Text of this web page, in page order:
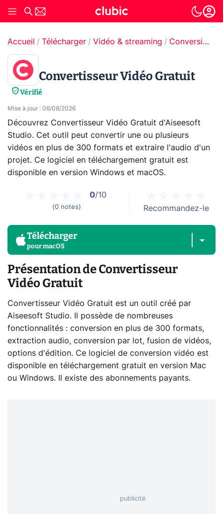
Accueil Télécharger Vidéo & streaming Conversion de fichier vidéo
Convertisseur Vidéo Gratuit
Vérifié
Mise à jour : 06/08/2026
Découvrez Convertisseur Vidéo Gratuit d'Aiseesoft
Studio. Cet outil peut convertir une ou plusieurs
vidéos en plus de 300 formats et extraire l'audio d'un
projet. Ce logiciel en téléchargement gratuit est
disponible en version Windows et macOS.
0/10
(0 notes) Recommandez-le
Télécharger
pourmacOS
Présentation de Convertisseur
Vidéo Gratuit
Convertisseur Vidéo Gratuit est un outil créé par
Aiseesoft Studio. Il possède de nombreuses
fonctionnalités : conversion en plus de 300 formats,
extraction audio, conversion par lot, fusion de vidéos,
options d'édition. Ce logiciel de conversion vidéo est
disponible en téléchargement gratuit en version Mac
ou Windows. Il existe des abonnements payants.